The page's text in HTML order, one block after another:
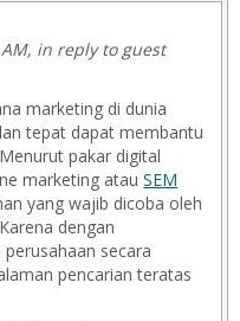
in reply to guest
marketing di dunia
tepat dapat membantu
pakar digital
marketing atauSEM
yang wajib dicoba oleh
dengan
secara
pencarian teratas